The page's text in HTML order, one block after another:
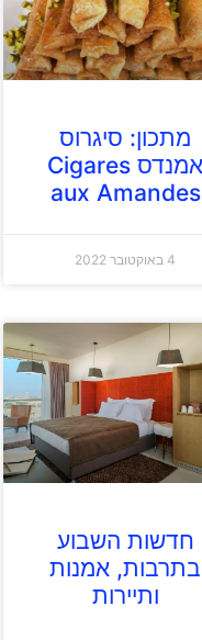
מתכון: סיגרוס
אמנדס Cigares
aux Amandes
4 באוקטובר 2022
חדשות השבוע
בתרבות, אמנות
ותיירות